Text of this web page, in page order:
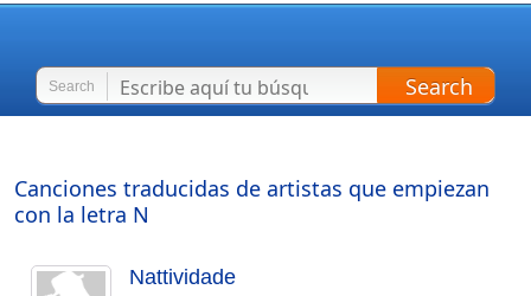
Search Search
Canciones traducidas de artistas que empiezan
con la letra N
Nattividade